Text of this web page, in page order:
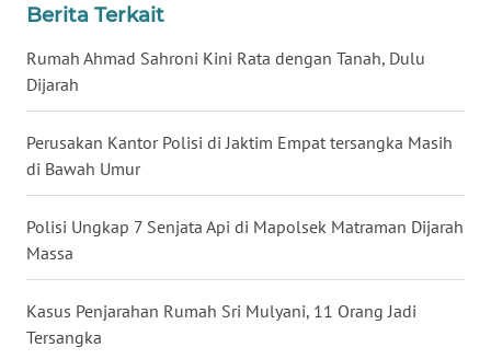
Berita Terkait
Rumah Ahmad Sahroni Kini Rata dengan Tanah, Dulu
Dijarah
Perusakan Kantor Polisi di Jaktim Empat tersangka Masih
di Bawah Umur
Polisi Ungkap 7 Senjata Api di Mapolsek Matraman Dijarah
Massa
Kasus Penjarahan Rumah Sri Mulyani, 11 Orang Jadi
Tersangka
BABEL
WN
SUMBAR
WN
SUMSEL
WN